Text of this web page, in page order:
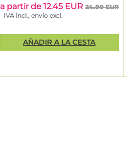
a partir de 12.45 EUR 24.90 EUR
IVA incl., envío excl.
AÑADIR A LA CESTA